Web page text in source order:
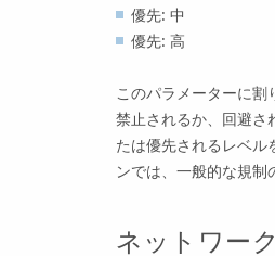
優先: 中
優先: 高
このパラメーターに
禁止されるか、回避さ
たは優先されるレベ
ンでは、一般的な規
ネットワー